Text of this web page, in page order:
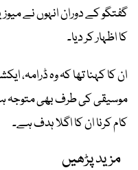
گفتگو کے دوران انہوں نے
کا اظہار کر دیا۔
ان کا کہنا تھا کہ وہ ڈرامہ،
موسیقی کی طرف بھی متوجہ
کام کرنا ان کا اگلا ہدف ہے۔
مزید پڑھیں